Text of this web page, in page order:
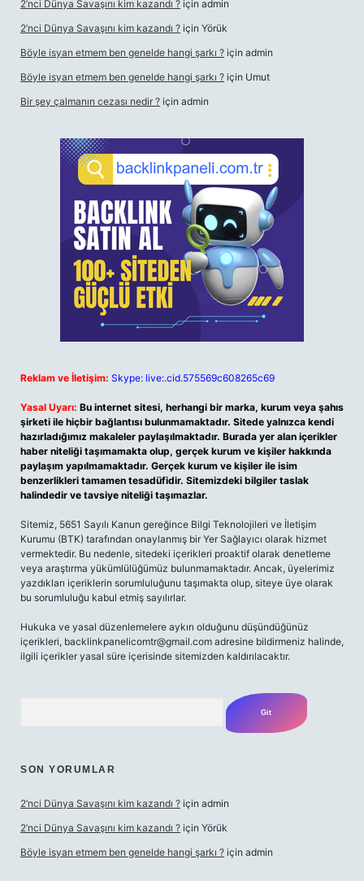
2’nci Dünya Savaşını kim kazandı ? için admin
2’nci Dünya Savaşını kim kazandı ? için Yörük
Böyle isyan etmem ben genelde hangi şarkı ? için admin
Böyle isyan etmem ben genelde hangi şarkı ? için Umut
Bir şey çalmanın cezası nedir ? için admin
Reklam ve İletişim: Skype: live:.cid.575569c608265c69
Yasal Uyarı: Bu internet sitesi, herhangi bir marka, kurum veya şahıs
şirketi ile hiçbir bağlantısı bulunmamaktadır. Sitede yalnızca kendi
hazırladığımız makaleler paylaşılmaktadır. Burada yer alan içerikler
haber niteliği taşımamakta olup, gerçek kurum ve kişiler hakkında
paylaşım yapılmamaktadır. Gerçek kurum ve kişiler ile isim
benzerlikleri tamamen tesadüfidir. Sitemizdeki bilgiler taslak
halindedir ve tavsiye niteliği taşımazlar.
Sitemiz, 5651 Sayılı Kanun gereğince Bilgi Teknolojileri ve İletişim
Kurumu (BTK) tarafından onaylanmış bir Yer Sağlayıcı olarak hizmet
vermektedir. Bu nedenle, sitedeki içerikleri proaktif olarak denetleme
veya araştırma yükümlülüğümüz bulunmamaktadır. Ancak, üyelerimiz
yazdıkları içeriklerin sorumluluğunu taşımakta olup, siteye üye olarak
bu sorumluluğu kabul etmiş sayılırlar.
Hukuka ve yasal düzenlemelere aykırı olduğunu düşündüğünüz
içerikleri, backlinkpanelicomtr@gmail.com adresine bildirmeniz halinde,
ilgili içerikler yasal süre içerisinde sitemizden kaldırılacaktır.
SON YORUMLAR
2’nci Dünya Savaşını kim kazandı ? için admin
2’nci Dünya Savaşını kim kazandı ? için Yörük
Böyle isyan etmem ben genelde hangi şarkı ? için admin